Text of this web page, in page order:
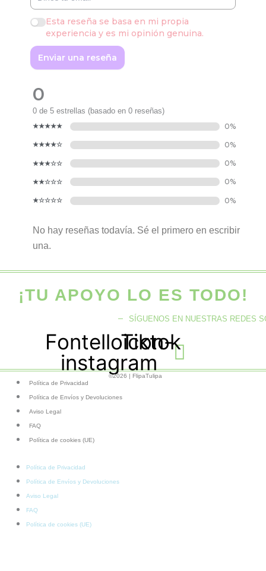
Esta reseña se basa en mi propia
experiencia y es mi opinión genuina.
Enviar una reseña
0
0 de 5 estrellas (basado en 0 reseñas)
No hay reseñas todavía. Sé el primero en escribir
una.
¡TU APOYO LO ES TODO!
SÍGUENOS EN NUESTRAS REDES
Fontelloicon-
instagram
Tiktok
©2026 | FlipaTulipa
Política de Privacidad
Política de Envíos y Devoluciones
Aviso Legal
FAQ
Política de cookies (UE)
Política de Privacidad
Política de Envíos y Devoluciones
Aviso Legal
FAQ
Política de cookies (UE)